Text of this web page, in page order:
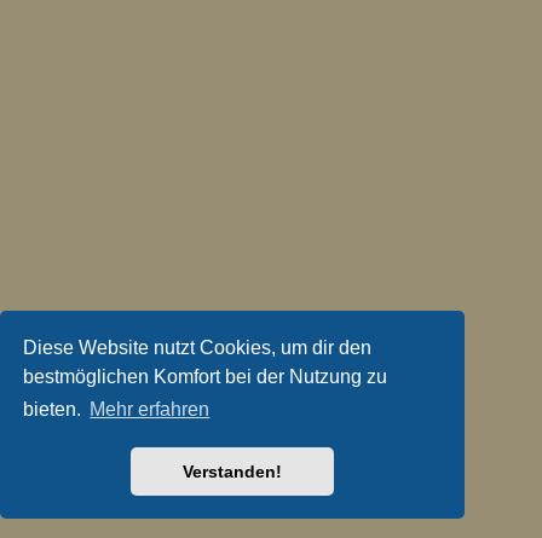
Diese Website nutzt Cookies, um dir den
bestmöglichen Komfort bei der Nutzung zu
bieten. Mehr erfahren
Verstanden!